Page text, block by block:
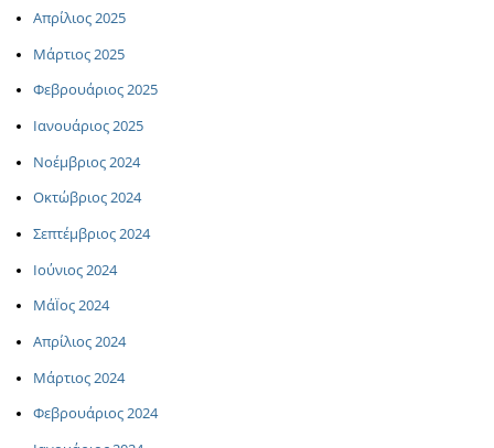
Απρίλιος 2025
Μάρτιος 2025
Φεβρουάριος 2025
Ιανουάριος 2025
Νοέμβριος 2024
Οκτώβριος 2024
Σεπτέμβριος 2024
Ιούνιος 2024
ΜάΪος 2024
Απρίλιος 2024
Μάρτιος 2024
Φεβρουάριος 2024